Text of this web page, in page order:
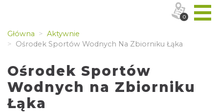
Główna
Aktywnie
Ośrodek Sportów Wodnych Na Zbiorniku Łąka
Ośrodek Sportów
Wodnych na Zbiorniku
Łąka
0